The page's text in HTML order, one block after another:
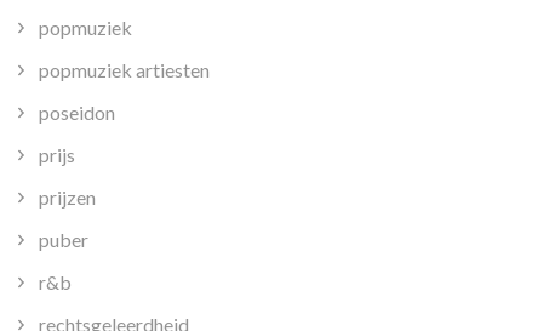
popmuziek
popmuziek artiesten
poseidon
prijs
prijzen
puber
r&b
rechtsgeleerdheid